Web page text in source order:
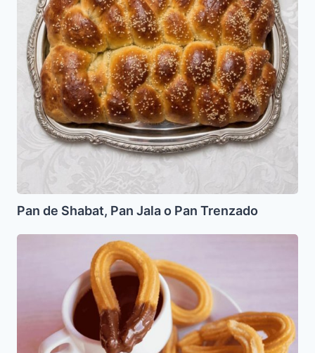
Pan
Trenzado
Pan de Shabat, Pan Jala o Pan Trenzado
Churros